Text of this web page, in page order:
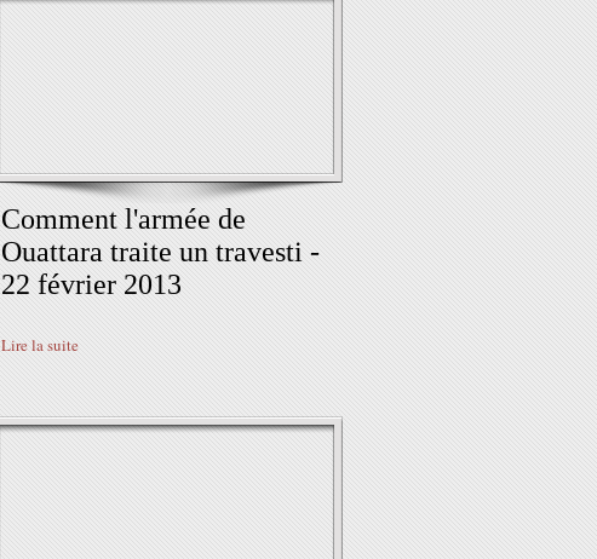
Comment l'armée de
Ouattara traite un travesti -
22 février 2013
Lire la suite